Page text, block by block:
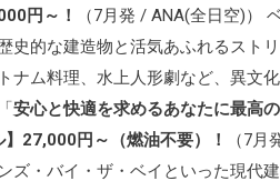
円～！
（7月発 / ANA(全日空)）
史的な建造物と活気あふれるスト
ナム料理、水上人形劇など、異文
安心と快適を求めるあなたに最高
27,000円～（燃油不要）！
（7
ズ・バイ・ザ・ベイといった現代